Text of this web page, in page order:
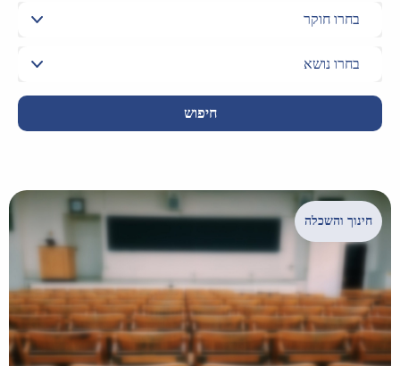
חיפוש
חינוך והשכלה